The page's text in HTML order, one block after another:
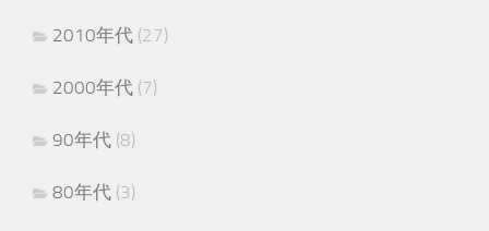
2010年代 (27)
2000年代 (7)
90年代 (8)
80年代 (3)